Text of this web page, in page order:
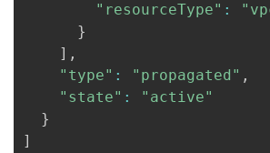
"resourceType" :
}
] ,
"type" : "propagated" ,
"state" :
"active"
}
]